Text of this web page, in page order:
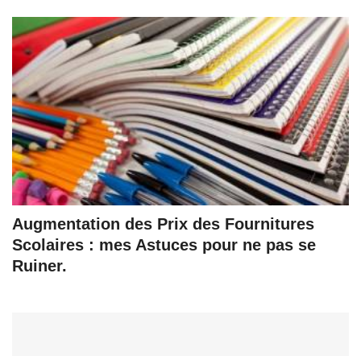
Augmentation des Prix des Fournitures
Scolaires : mes Astuces pour ne pas se
Ruiner.